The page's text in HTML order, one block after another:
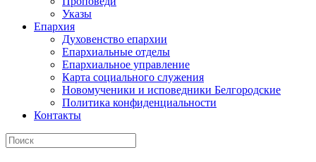
Указы
Епархия
Духовенство епархии
Епархиальные отделы
Епархиальное управление
Карта социального служения
Новомученики и исповедники Белгородские
Политика конфиденциальности
Контакты